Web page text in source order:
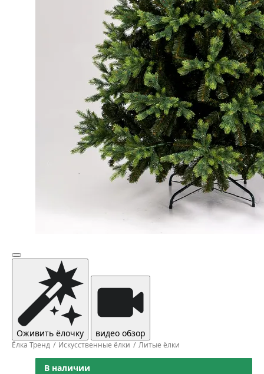
Оживить ёлочку видео обзор
Ёлка Тренд Искусственные ёлки Литые ёлки
В наличии